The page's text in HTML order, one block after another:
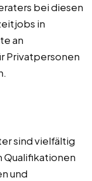
bei diesen
in
an
Privatpersonen
sind vielfältig
und